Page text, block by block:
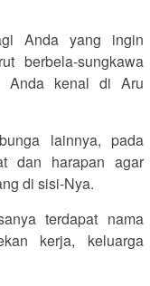
Anda yang ingin
berbela-sungkawa
Anda kenal di Aru
lainnya, pada
dan harapan agar
di sisi-Nya.
terdapat nama
kerja, keluarga